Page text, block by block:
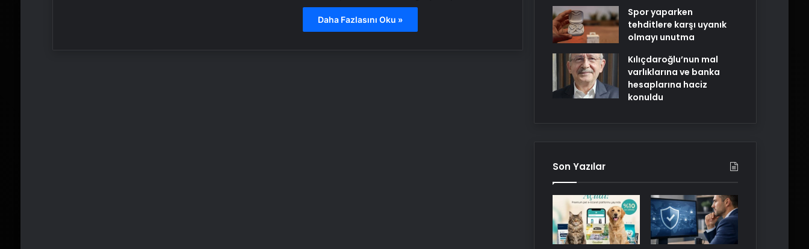
Daha Fazlasını Oku »
Spor yaparken
tehditlere karşı uyanık
olmayı unutma
Kılıçdaroğlu’nun mal
varlıklarına ve banka
hesaplarına haciz
konuldu
Son Yazılar